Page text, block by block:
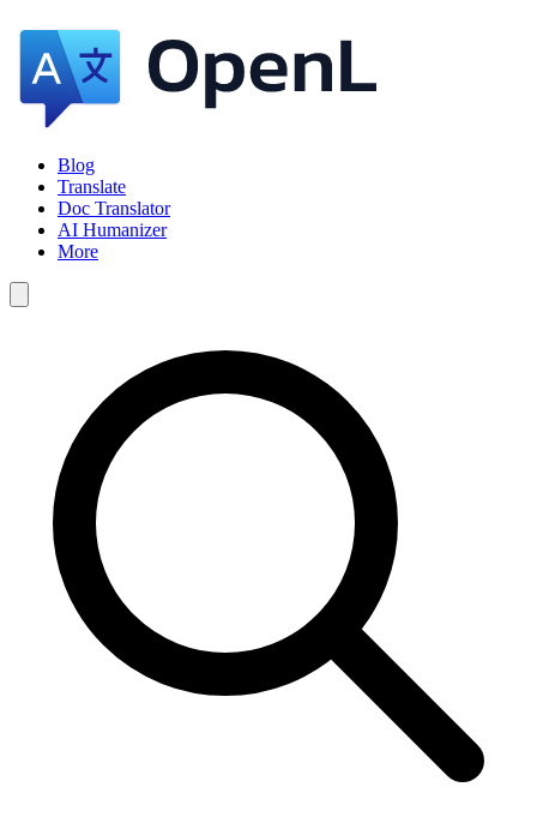
Blog
Translate
Doc Translator
AI Humanizer
More